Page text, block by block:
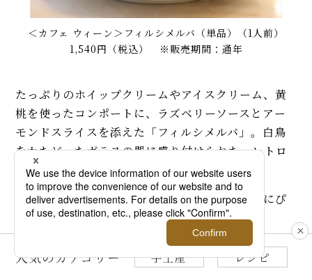
＜カフェ ウィーン＞フィルシメルバ（単品）（1人前）
1,540円（税込） ※販売期間：通年
たっぷりのホイップクリームやアイスクリーム、黄
桃を使ったコンポートに、ラズベリーソースとアー
モンドスライスを添えた「フィルシメルバ」。白鳥
をかたどったガラスの器に盛り付けられた、レトロ
でかわいらしい見た目♡
どこか懐かしさを感じる、優雅なティータイムにぴ
ったりのデザートです。
人気のカテゴリー 手土産 レシピ